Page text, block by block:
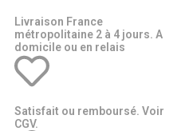
Livraison France
métropolitaine 2 à 4 jours. A
domicile ou en relais​​
Satisfait ou remboursé. Voir
CGV.